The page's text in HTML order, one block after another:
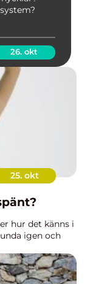
26. okt
25. okt
hur det känns i
igen och